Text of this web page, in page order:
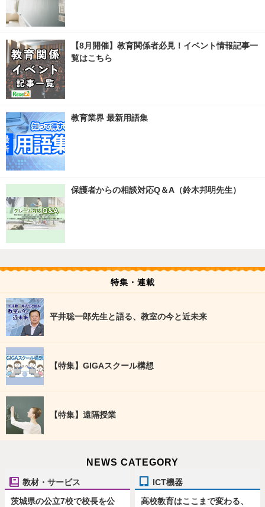
【8月開催】教育関係者必見！イベント情報記事一
覧はこちら
教育業界 最新用語集
保護者からの相談対応Q＆A（鈴木邦明先生）
特集・連載
平井聡一郎先生と語る、教室の今と近未来
【特集】GIGAスクール構想
【特集】遠隔授業
NEWS CATEGORY
教材・サービス
茨城県の公立7校で校長を公
ICT機器
高校教育はここまで変わる、